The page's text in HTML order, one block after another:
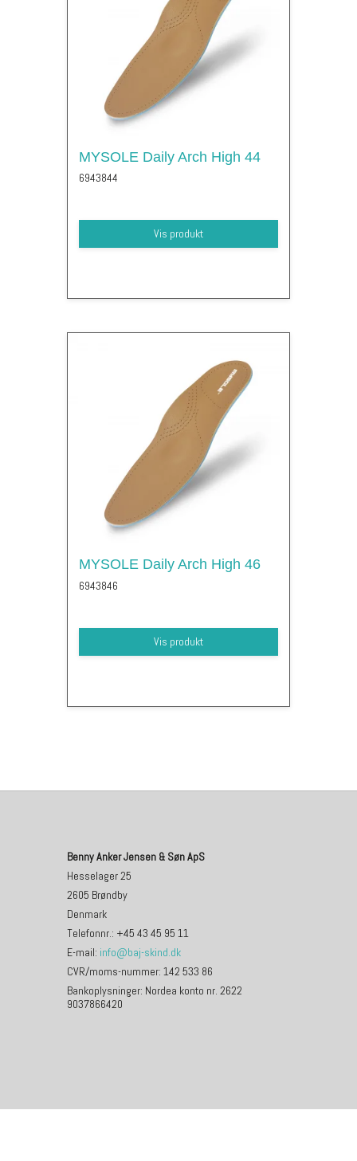
MYSOLE Daily Arch High 44
6943844
Vis produkt
MYSOLE Daily Arch High 46
6943846
Vis produkt
Benny Anker Jensen & Søn ApS
Hesselager 25
2605 Brøndby
Denmark
Telefonnr.: +45 43 45 95 11
E-mail: info@baj-skind.dk
CVR/moms-nummer: 142 533 86
Bankoplysninger: Nordea konto nr. 2622
9037866420